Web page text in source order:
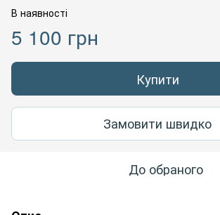
В наявності
5 100 грн
Купити
Замовити швидко
До обраного